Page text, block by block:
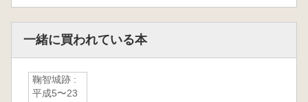
一緒に買われている本
鞠智城跡 :
平成5〜23